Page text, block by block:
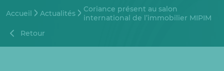
Accueil Actualités
Coriance présent au salon
international de l’immobilier MIPIM
Retour